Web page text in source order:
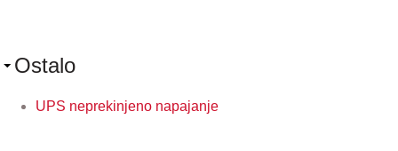
Ostalo
UPS neprekinjeno napajanje